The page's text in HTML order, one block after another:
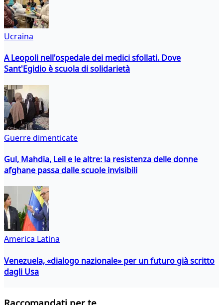
Ucraina
A Leopoli nell'ospedale dei medici sfollati. Dove
Sant'Egidio è scuola di solidarietà
Guerre dimenticate
Gul, Mahdia, Leil e le altre: la resistenza delle donne
afghane passa dalle scuole invisibili
America Latina
Venezuela, «dialogo nazionale» per un futuro già scritto
dagli Usa